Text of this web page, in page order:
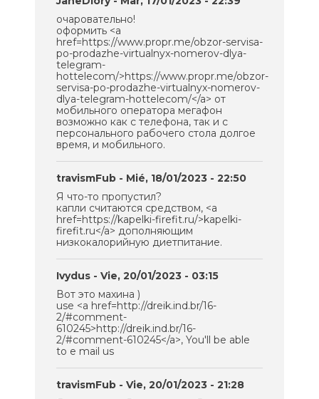
очаровательно!
оформить <a
href=https://www.propr.me/obzor-servisa-
po-prodazhe-virtualnyx-nomerov-dlya-
telegram-
hottelecom/>https://www.propr.me/obzor-
servisa-po-prodazhe-virtualnyx-nomerov-
dlya-telegram-hottelecom/</a> от
мобильного оператора мегафон
возможно как с телефона, так и с
персонального рабочего стола долгое
время, и мобильного.
travismFub - Mié, 18/01/2023 - 22:50
Я что-то пропустил?
капли считаются средством, <a
href=https://kapelki-firefit.ru/>kapelki-
firefit.ru</a> дополняющим
низкокалорийную диетпитание.
Ivydus - Vie, 20/01/2023 - 03:15
Вот это махина )
use <a href=http://dreik.ind.br/16-
2/#comment-
610245>http://dreik.ind.br/16-
2/#comment-610245</a>, You'll be able
to e mail us
travismFub - Vie, 20/01/2023 - 21:28